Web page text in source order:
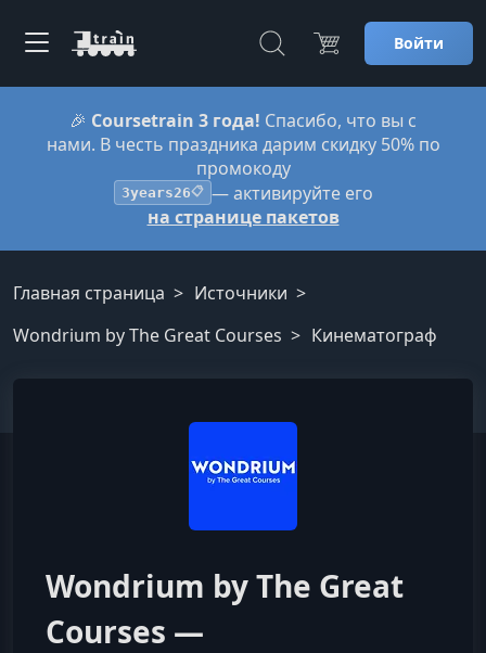
Войти
🎉 Coursetrain 3 года! Спасибо, что вы с
нами. В честь праздника дарим скидку 50% по
промокоду
3years26📋 — активируйте его
на странице пакетов
Главная страница
Источники
Wondrium by The Great Courses
Кинематограф
Wondrium by The Great
Courses —